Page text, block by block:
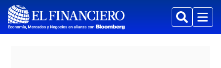
BuscarMenu